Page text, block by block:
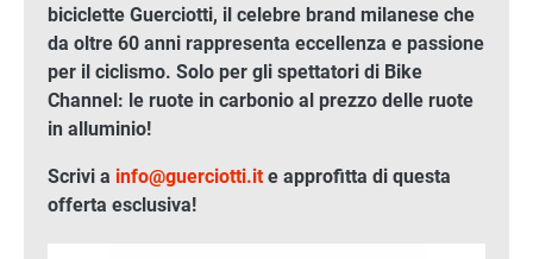
biciclette Guerciotti, il celebre brand milanese che
da oltre 60 anni rappresenta eccellenza e passione
per il ciclismo. Solo per gli spettatori di Bike
Channel: le ruote in carbonio al prezzo delle ruote
in alluminio!
Scrivi a info@guerciotti.it e approfitta di questa
offerta esclusiva!
Full carbon, top di gamma a prezzo competitivo